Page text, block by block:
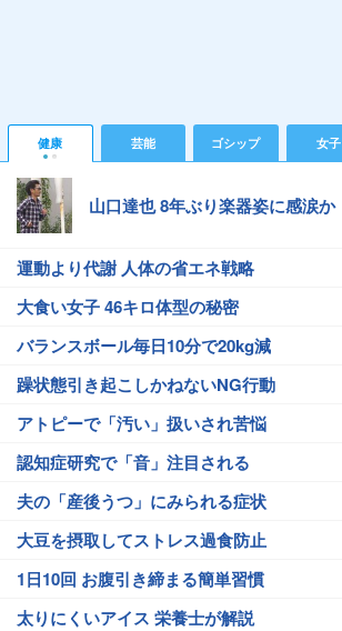
健康 芸能 ゴシップ 女子
山口達也 8年ぶり楽器姿に感涙か
運動より代謝 人体の省エネ戦略
大食い女子 46キロ体型の秘密
バランスボール毎日10分で20kg減
躁状態引き起こしかねないNG行動
アトピーで「汚い」扱いされ苦悩
認知症研究で「音」注目される
夫の「産後うつ」にみられる症状
大豆を摂取してストレス過食防止
1日10回 お腹引き締まる簡単習慣
太りにくいアイス 栄養士が解説